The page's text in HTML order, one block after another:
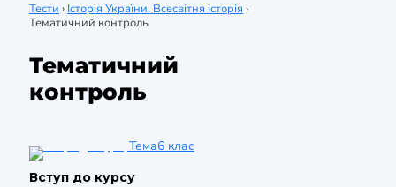
Тести › Історія України. Всесвітня історія ›
Тематичний контроль
Тематичний
контроль
Тема6 клас
Вступ до курсу